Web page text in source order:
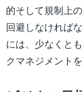
的そして規制上
回避しなければ
には、少なくと
クマネジメント